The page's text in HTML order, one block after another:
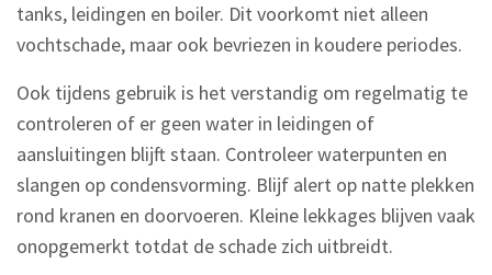
tanks, leidingen en boiler. Dit voorkomt niet alleen
vochtschade, maar ook bevriezen in koudere periodes.
Ook tijdens gebruik is het verstandig om regelmatig te
controleren of er geen water in leidingen of
aansluitingen blijft staan. Controleer waterpunten en
slangen op condensvorming. Blijf alert op natte plekken
rond kranen en doorvoeren. Kleine lekkages blijven vaak
onopgemerkt totdat de schade zich uitbreidt.